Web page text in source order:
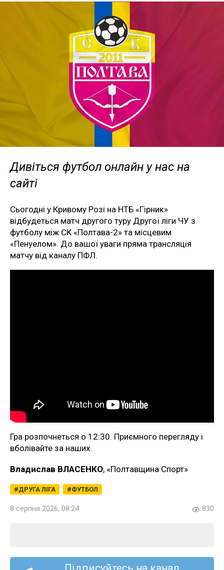
Дивіться футбол онлайн у нас на
сайті
Сьогодні у Кривому Розі на НТБ «Гірник»
відбудеться матч другого туру Другої ліги ЧУ з
футболу між СК «Полтава-2» та місцевим
«Пенуелом». До вашої уваги пряма трансляція
матчу від каналу ПФЛ.
Гра розпочнеться о 12:30. Приємного перегляду і
вболівайте за наших.
Владислав ВЛАСЕНКО, «Полтавщина Спорт»
ДРУГА ЛІГА ФУТБОЛ
8 серпня 2026, 08:24 830